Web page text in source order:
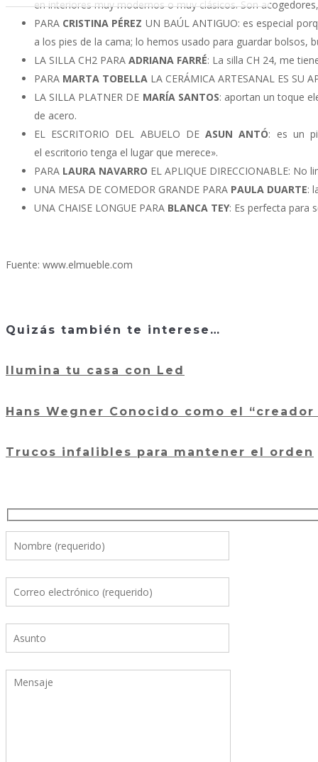
en interiores muy modernos o muy clásicos. Son
PARA CRISTINA PÉREZ UN BAÚL ANTIGUO: es especial
a los pies de la cama; lo hemos usado para guardar bolsos,
LA SILLA CH2 PARA ADRIANA FARRÉ: La silla CH 24, me
PARA MARTA TOBELLA LA CERÁMICA ARTESANAL ES
LA SILLA PLATNER DE MARÍA SANTOS: aportan un toque
de acero.
EL ESCRITORIO DEL ABUELO DEASUN ANTÓ: es un
el escritorio tenga el lugar que merece».
PARA LAURA NAVARRO EL APLIQUE DIRECCIONABLE:
UNA MESA DE COMEDOR GRANDE PARA PAULA DUARTE:
UNA CHAISE LONGUE PARA BLANCA TEY: Es perfecta para
Fuente: www.elmueble.com
Quizás también te interese…
Ilumina tu casa con Led
Hans Wegner Conocido como el
Trucos infalibles para mantener el orden